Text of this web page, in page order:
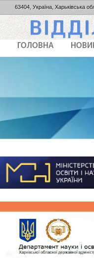
63404, Україна, Харьківська
ГОЛОВНА